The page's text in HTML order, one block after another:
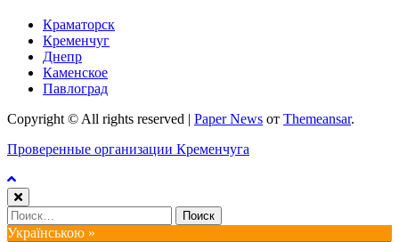
Краматорск
Кременчуг
Днепр
Каменское
Павлоград
Copyright © All rights reserved | Paper News от Themeansar.
Проверенные организации Кременчуга
Найти:
Українською »